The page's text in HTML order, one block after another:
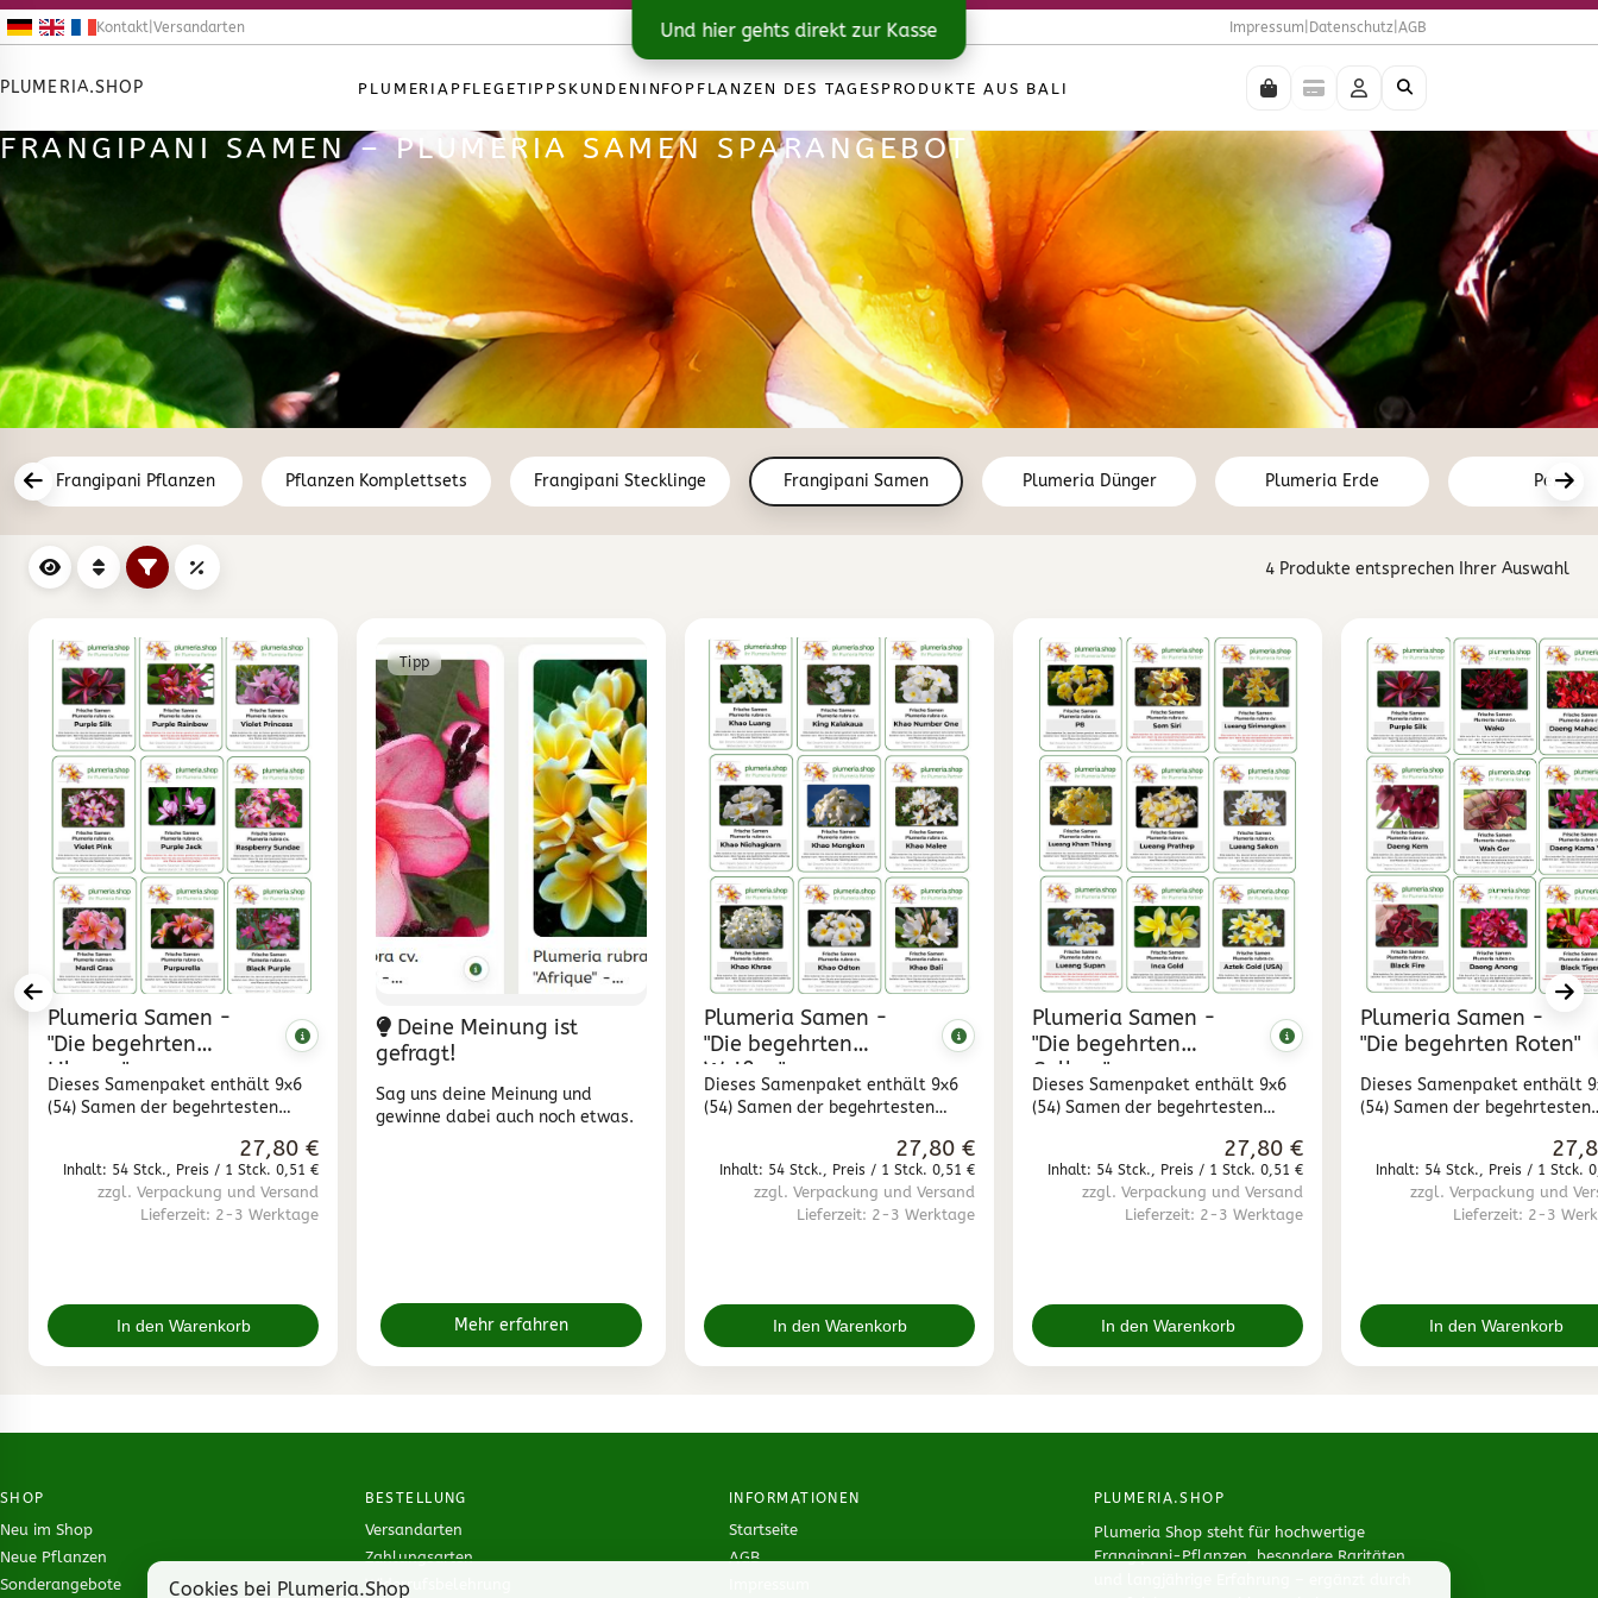
Kontakt Versandarten Impressum Datenschutz AGB
PLUMERIA.SHOP PLUMERIA PFLEGETIPPS KUNDENINFO PFLANZEN DES TAGES PRODUKTE AUS BALI
FRANGIPANI SAMEN – PLUMERIA SAMEN SPARANGEBOT
Frangipani Pflanzen Pflanzen Komplettsets Frangipani Stecklinge Frangipani Samen Plumeria Dünger Plumeria Erde Perlit
4 Produkte entsprechen Ihrer Auswahl
Plumeria Samen -
"Die begehrten
Lilanen"
Dieses Samenpaket enthält 9x6
(54) Samen der begehrtesten
Sorten. Wir verkaufen nur frische
Frangipani Samen. Samen die
älter als 6 Monate sind, werden
ausschließlich von uns selbst zur
27,80 €
Inhalt: 54 Stck., Preis / 1 Stck. 0,51 €
zzgl. Verpackung und Versand
Lieferzeit: 2-3 Werktage
In den Warenkorb
Tipp
Deine Meinung ist
gefragt!
Sag uns deine Meinung und
gewinne dabei auch noch etwas.
Mehr erfahren
Plumeria Samen -
"Die begehrten
Weißen"
Dieses Samenpaket enthält 9x6
(54) Samen der begehrtesten
Sorten. Wir verkaufen nur frische
Frangipani Samen. Samen die
älter als 6 Monate sind, werden
ausschließlich von uns selbst zur
27,80 €
Inhalt: 54 Stck., Preis / 1 Stck. 0,51 €
zzgl. Verpackung und Versand
Lieferzeit: 2-3 Werktage
In den Warenkorb
Plumeria Samen -
"Die begehrten
Gelben"
Dieses Samenpaket enthält 9x6
(54) Samen der begehrtesten
Sorten. Wir verkaufen nur frische
Frangipani Samen. Samen die
älter als 6 Monate sind, werden
ausschließlich von uns selbst zur
27,80 €
Inhalt: 54 Stck., Preis / 1 Stck. 0,51 €
zzgl. Verpackung und Versand
Lieferzeit: 2-3 Werktage
In den Warenkorb
Plumeria Samen -
"Die begehrten Roten"
Dieses Samenpaket enthält
(54) Samen der begehrtesten
Sorten. Wir verkaufen nur
Frangipani Samen. Samen die
älter als 6 Monate sind,
ausschließlich von uns selbst
Inhalt: 54 Stck., Preis / 1 Stck.
zzgl. Verpackung und
Lieferzeit: 2-3
In den Warenkorb
SHOP
Neu im Shop
Neue Pflanzen
Sonderangebote
BESTELLUNG
Versandarten
Zahlungsarten
Widerrufsbelehrung
INFORMATIONEN
Startseite
AGB
PLUMERIA.SHOP
Plumeria Shop steht für hochwertige
Frangipani-Pflanzen, besondere Raritäten
Und hier gehts direkt zur Kasse
Cookies bei Plumeria.Shop